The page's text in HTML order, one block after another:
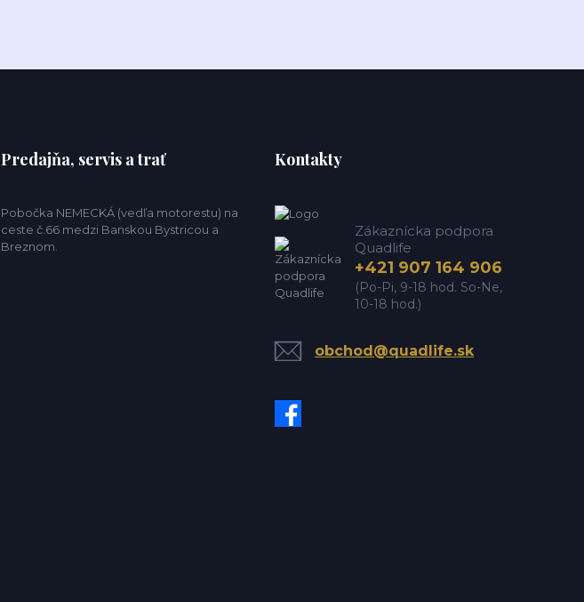
Predajňa, servis a trať
Pobočka NEMECKÁ (vedľa motorestu) na
ceste č.66 medzi Banskou Bystricou a
Breznom.
Kontakty
Zákaznícka podpora
Quadlife
+421 907 164 906
(Po-Pi, 9-18 hod. So-Ne,
10-18 hod.)
obchod@quadlife.sk